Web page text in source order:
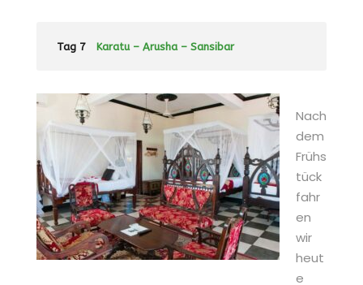
Tag 7 Karatu – Arusha – Sansibar
Nach
dem
Frühs
tück
fahr
en
wir
heut
e